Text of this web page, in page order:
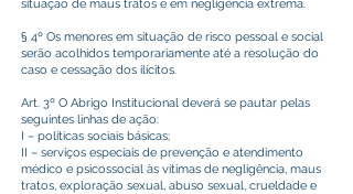
situação de maus tratos e em negligência extrema.
§ 4º Os menores em situação de risco pessoal e social
serão acolhidos temporariamente até a resolução do
caso e cessação dos ilícitos.
Art. 3º O Abrigo Institucional deverá se pautar pelas
seguintes linhas de ação:
I – políticas sociais básicas;
II – serviços especiais de prevenção e atendimento
médico e psicossocial às vítimas de negligência, maus
tratos, exploração sexual, abuso sexual, crueldade e